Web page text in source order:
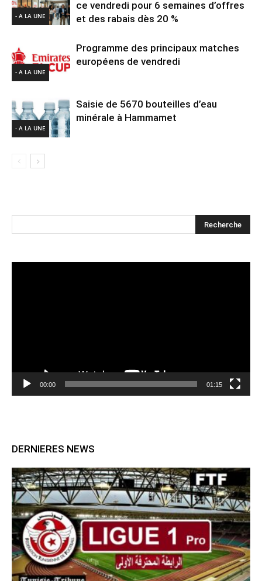
- A LA UNE
ce vendredi pour 6 semaines d’offres
et des rabais dès 20 %
- A LA UNE
Programme des principaux matches
européens de vendredi
- A LA UNE
Saisie de 5670 bouteilles d’eau
minérale à Hammamet
00:00 01:15
DERNIERES NEWS